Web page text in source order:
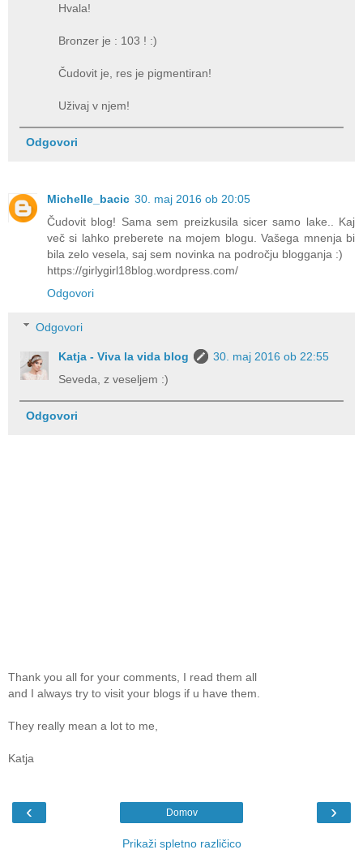
Hvala!
Bronzer je : 103 ! :)
Čudovit je, res je pigmentiran!
Uživaj v njem!
Odgovori
Michelle_bacic 30. maj 2016 ob 20:05
Čudovit blog! Sama sem preizkusila sicer samo lake.. Kaj
več si lahko preberete na mojem blogu. Vašega mnenja bi
bila zelo vesela, saj sem novinka na področju blogganja :)
https://girlygirl18blog.wordpress.com/
Odgovori
Odgovori
Katja - Viva la vida blog
30. maj 2016 ob 22:55
Seveda, z veseljem :)
Odgovori
Thank you all for your comments, I read them all
and I always try to visit your blogs if u have them.
They really mean a lot to me,
Katja
‹ ›
Domov
Prikaži spletno različico